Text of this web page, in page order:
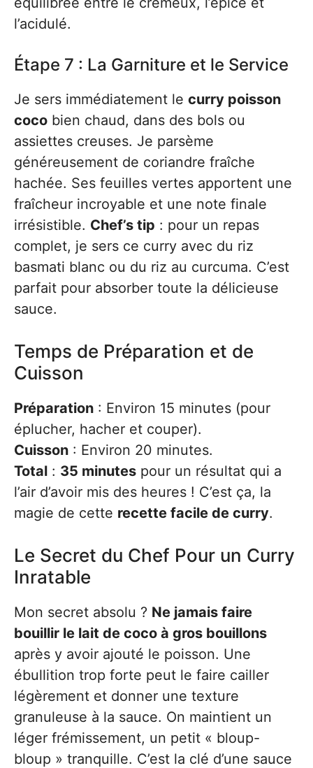
l’acidulé.
Étape 7 : La Garniture et le Service
Je sers immédiatement le curry poisson
coco bien chaud, dans des bols ou
assiettes creuses. Je parsème
généreusement de coriandre fraîche
hachée. Ses feuilles vertes apportent une
fraîcheur incroyable et une note finale
irrésistible. Chef’s tip : pour un repas
complet, je sers ce curry avec du riz
basmati blanc ou du riz au curcuma. C’est
parfait pour absorber toute la délicieuse
sauce.
Temps de Préparation et de
Cuisson
Préparation : Environ 15 minutes (pour
éplucher, hacher et couper).
Cuisson : Environ 20 minutes.
Total : 35 minutes pour un résultat qui a
l’air d’avoir mis des heures ! C’est ça, la
magie de cette recette facile de curry.
Le Secret du Chef Pour un Curry
Inratable
Mon secret absolu ? Ne jamais faire
bouillir le lait de coco à gros bouillons
après y avoir ajouté le poisson. Une
ébullition trop forte peut le faire cailler
légèrement et donner une texture
granuleuse à la sauce. On maintient un
léger frémissement, un petit « bloup-
bloup » tranquille. C’est la clé d’une sauce